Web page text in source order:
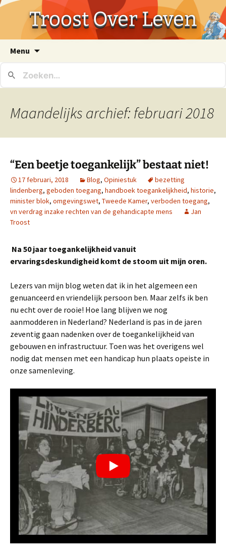
Troost Over Leven
Menu
inhoud
Maandelijks archief: februari 2018
“Een beetje toegankelijk” bestaat niet!
17 februari, 2018 Blog, Opiniestuk
bezetting
lindenberg, geboden toegang, handboek toegankelijkheid, historie,
minister blok, omgevingswet, Tweede Kamer, verboden toegang,
vn verdrag inzake rechten van de gehandicapte mens
Jan
Troost
Na 50 jaar toegankelijkheid vanuit
ervaringsdeskundigheid komt de stoom uit mijn oren.
Lezers van mijn blog weten dat ik in het algemeen een
genuanceerd en vriendelijk persoon ben. Maar zelfs ik ben
nu echt over de rooie! Hoe lang blijven we nog
aanmodderen in Nederland? Nederland is pas in de jaren
zeventig gaan nadenken over de toegankelijkheid van
gebouwen en infrastructuur. Toen was het overigens wel
nodig dat mensen met een handicap hun plaats opeiste in
onze samenleving.